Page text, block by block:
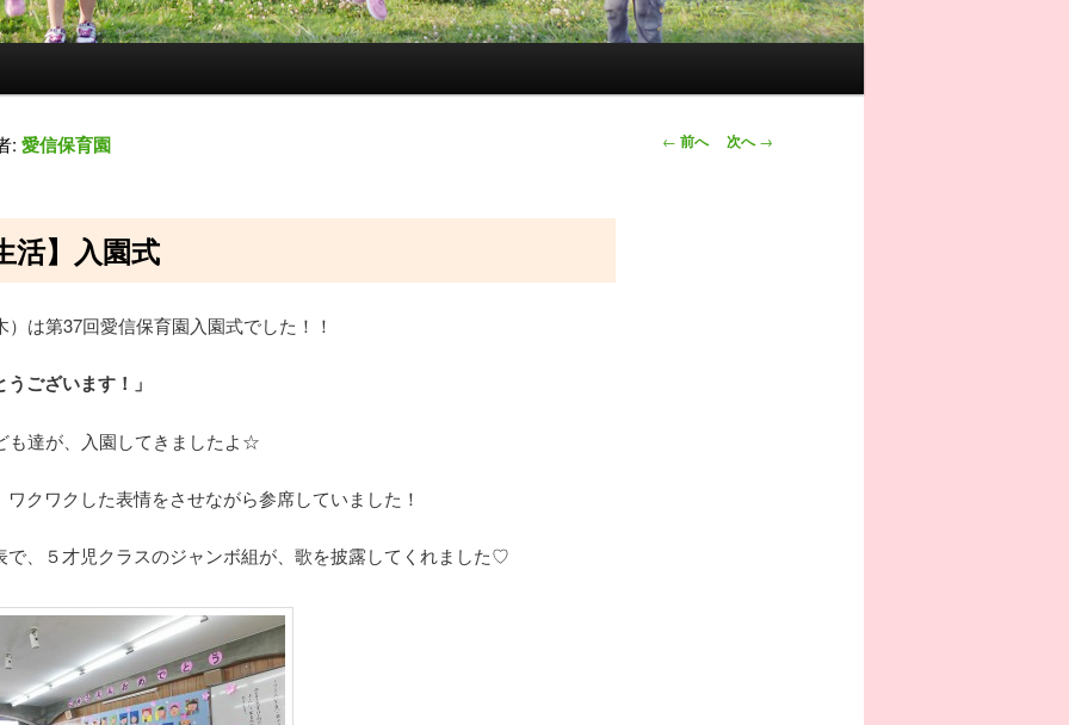
投稿ナビゲー
← 前へ 次へ→
活】入園式
: 愛信保育園
）は第37回愛信保育園入園式でした！！
ございます！」
も達が、入園してきましたよ☆
ワクワクした表情をさせながら参席していました！
で、５才児クラスのジャンボ組が、歌を披露してくれました♡